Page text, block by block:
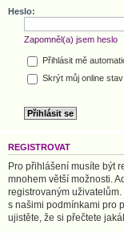
Heslo:
Zapomněl(a) jsem heslo
Přihlásit mě
Skrýt můj online
REGISTROVAT
Pro přihlášení musíte být
mnohem větší možnosti.
registrovaným
s našimi podmínkami pro
ujistěte, že si přečtete